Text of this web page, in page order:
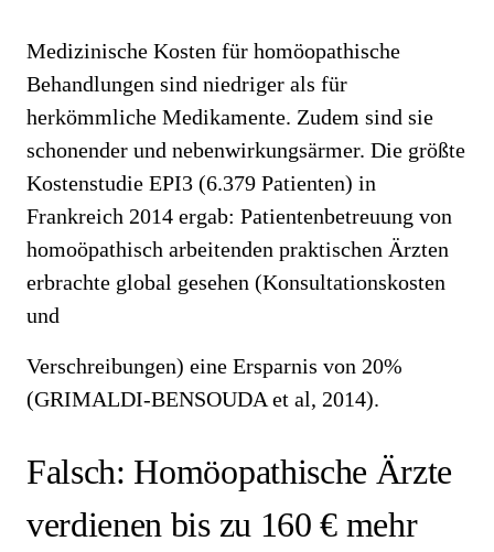
Medizinische Kosten für homöopathische
Behandlungen sind niedriger als für
herkömmliche Medikamente. Zudem sind sie
schonender und nebenwirkungsärmer. Die größte
Kostenstudie EPI3 (6.379 Patienten) in
Frankreich 2014 ergab: Patientenbetreuung von
homoöpathisch arbeitenden praktischen Ärzten
erbrachte global gesehen (Konsultationskosten
und
Verschreibungen) eine Ersparnis von 20%
(GRIMALDI-BENSOUDA et al, 2014).
Falsch: Homöopathische Ärzte
verdienen bis zu 160 € mehr